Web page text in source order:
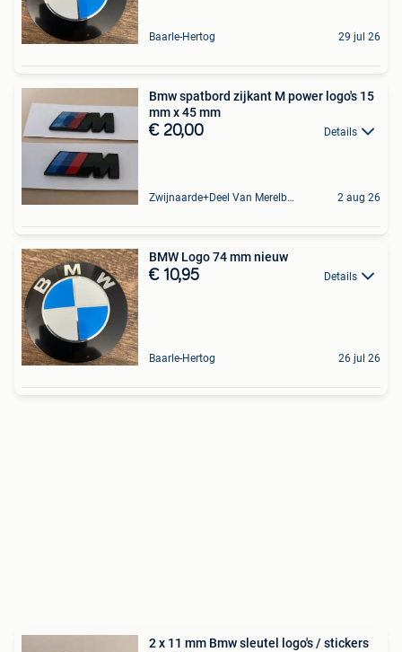
Baarle-Hertog 29 jul 26
Bmw spatbord zijkant M power logo's 15
mm x 45 mm
€ 20,00 Details
Zwijnaarde+Deel Van Merelbeke 2 aug 26
BMW Logo 74 mm nieuw
€ 10,95 Details
Baarle-Hertog 26 jul 26
2 x 11 mm Bmw sleutel logo's / stickers